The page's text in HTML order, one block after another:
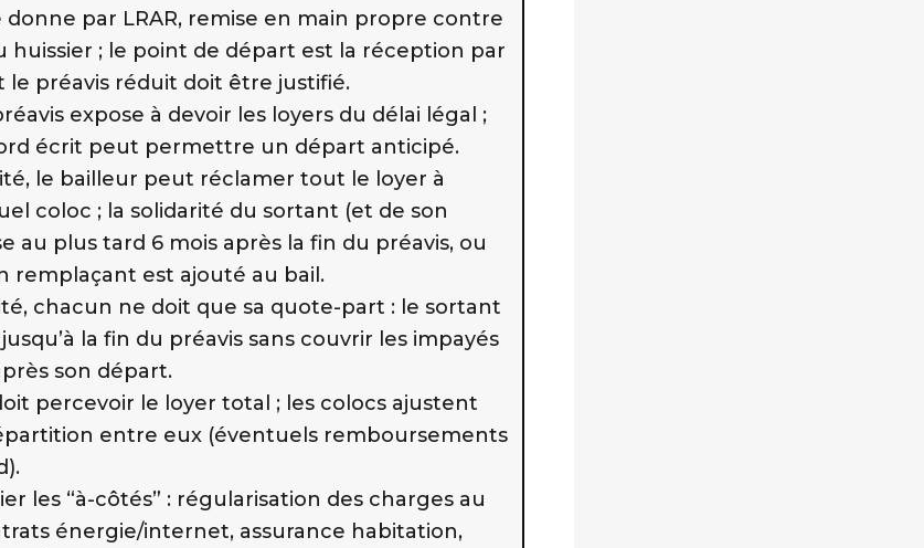
donne par LRAR, remise en main propre contre
huissier ; le point de départ est la réception par
le préavis réduit doit être justifié.
expose à devoir les loyers du délai légal ;
écrit peut permettre un départ anticipé.
le bailleur peut réclamer tout le loyer à
coloc ; la solidarité du sortant (et de son
au plus tard 6 mois après la fin du préavis, ou
remplaçant est ajouté au bail.
chacun ne doit que sa quote-part : le sortant
la fin du préavis sans couvrir les impayés
son départ.
percevoir le loyer total ; les colocs ajustent
entre eux (éventuels remboursements
les “à-côtés” : régularisation des charges au
énergie/internet, assurance habitation,